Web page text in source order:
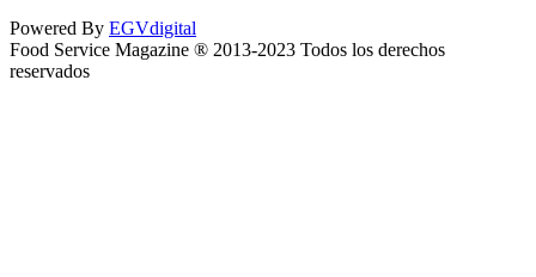
Powered By EGVdigital
Food Service Magazine ® 2013-2023 Todos los derechos
reservados